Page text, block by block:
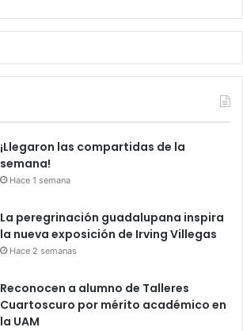
¡Llegaron las compartidas de la
semana!
Hace 1 semana
La peregrinación guadalupana inspira
la nueva exposición de Irving Villegas
Hace 2 semanas
Reconocen a alumno de Talleres
Cuartoscuro por mérito académico en
la UAM